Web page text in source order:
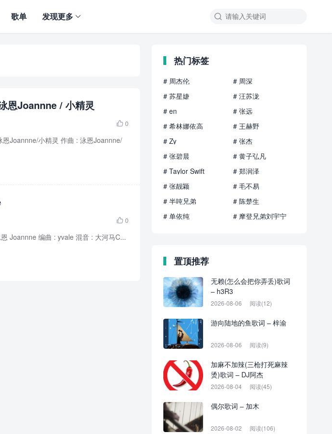

歌单 发现更多
恩Joannne / 小精灵
 0
Joannne/小精灵 作曲 : 泳恩Joannne/
 0
Joannne 编曲 : yvale 混音 : 大河马C...
热门标签
# 周杰伦
# 周深
# 苏星婕
# 汪苏泷
# en
# 张远
# 希林娜依高
# 王赫野
# Zy
# 张杰
# 张碧晨
# 黄子弘凡
# Taylor Swift
# 郑润泽
# 张靓颖
# 毛不易
# 半吨兄弟
# 陈楚生
# 单依纯
# 摩登兄弟刘宇宁
置顶推荐
无赖(怎么会把你弄丢)歌词
– h3R3
2026-08-06 阅读(12)
游向陆地的鱼歌词 – 梓渝
2026-08-06 阅读(9)
加麻不加辣(三枪打死麻辣
烫)歌词 – DJ阿杰
2026-08-04 阅读(45)
偶尔歌词 – 加木
2026-08-02 阅读(106)